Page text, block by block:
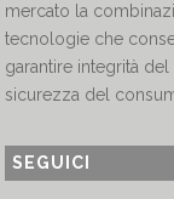
mercato la
tecnologie che
garantire integrità
sicurezza del
SEGUICI